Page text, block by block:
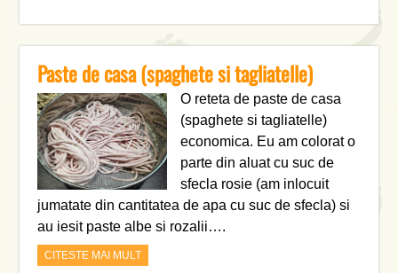
Paste de casa (spaghete si tagliatelle)
O reteta de paste de casa
(spaghete si tagliatelle)
economica. Eu am colorat o
parte din aluat cu suc de
sfecla rosie (am inlocuit
jumatate din cantitatea de apa cu suc de sfecla) si
au iesit paste albe si rozalii….
CITESTE MAI MULT